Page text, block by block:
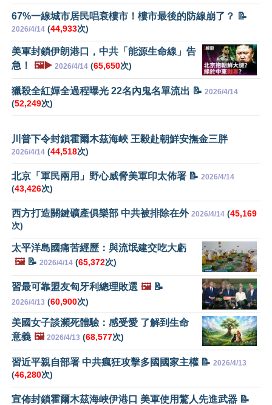
67%一線城市居民唱衰樓市！樓市最後的防線崩了？ 📝
2026/4/14 (44,933次)
美軍封鎖伊朗港口，中共「能源生命線」告
急！
🖼️▶️ 2026/4/14 (65,650次)
獵殺全紅嬋全過程曝光 22名內鬼名單流出 📝 2026/4/14
(52,249次)
川普下令封鎖霍爾木茲海峽 王毅赴朝鮮安撫金三胖
2026/4/14 (44,518次)
北京「軍民兩用」野心威脅美軍印太佈署 📝 2026/4/14
(43,426次)
西方打造關鍵礦產俱樂部 中共被排除在外 2026/4/14 (45,169
次)
太平洋島國痛苦經歷：與流氓建交吃大虧
🖼️📝 2026/4/14 (65,372次)
習最可靠盟友匈牙利總理敗選 🖼️📝
2026/4/13 (60,900次)
美國女子談瀕死體驗：感受愛 了解到生命
意義 🖼️ 2026/4/13 (68,577次)
習近平親自部署 中共瘋狂攻擊多國國家主權 📝 2026/4/13
(46,280次)
宣佈封鎖霍爾木茲海峽伊港口 美軍使用驚人先進武器 📝